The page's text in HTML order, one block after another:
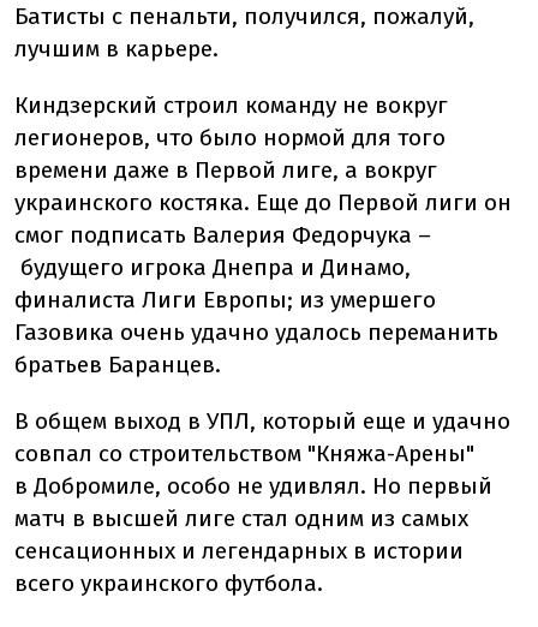
Батисты с пенальти, получился, пожалуй,
лучшим в карьере.
Киндзерский строил команду не вокруг
легионеров, что было нормой для того
времени даже в Первой лиге, а вокруг
украинского костяка. Еще до Первой лиги он
смог подписать Валерия Федорчука –
будущего игрока Днепра и Динамо,
финалиста Лиги Европы; из умершего
Газовика очень удачно удалось переманить
братьев Баранцев.
В общем выход в УПЛ, который еще и удачно
совпал со строительством "Княжа-Арены"
в Добромиле, особо не удивлял. Но первый
матч в высшей лиге стал одним из самых
сенсационных и легендарных в истории
всего украинского футбола.